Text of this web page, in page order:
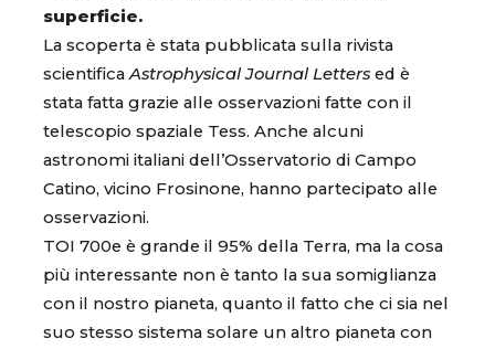
superficie.
La scoperta è stata pubblicata sulla rivista
scientificaAstrophysical Journal Letters ed è
stata fatta grazie alle osservazioni fatte con il
telescopio spaziale Tess. Anche alcuni
astronomi italiani dell’Osservatorio di Campo
Catino, vicino Frosinone, hanno partecipato alle
osservazioni.
TOI 700e è grande il 95% della Terra, ma la cosa
più interessante non è tanto la sua somiglianza
con il nostro pianeta, quanto il fatto che ci sia nel
suo stesso sistema solare un altro pianeta con